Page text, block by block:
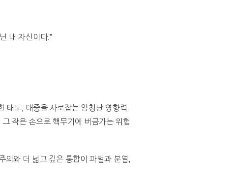
내 자신이다.”
태도, 대중을 사로잡는 엄청난 영향력
작은 손으로 핵무기에 버금가는 위험
의와 더 넓고 깊은 통합이 파벌과 분열,